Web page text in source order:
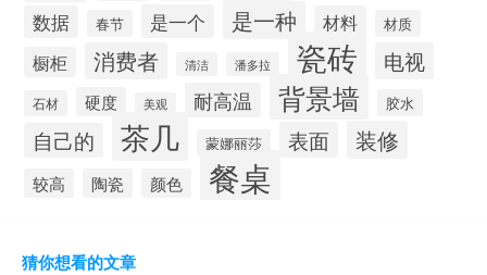
数据 春节 是一个 是一种 材料 材质
橱柜 消费者 清洁 潘多拉 瓷砖 电视
石材 硬度 美观 耐高温 背景墙 胶水
自己的 茶几 蒙娜丽莎 表面 装修
较高 陶瓷 颜色 餐桌
猜你想看的文章